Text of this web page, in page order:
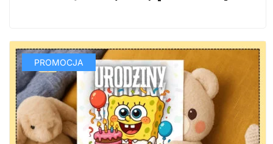
29,99 zł.14,99 zł.
PROMOCJA